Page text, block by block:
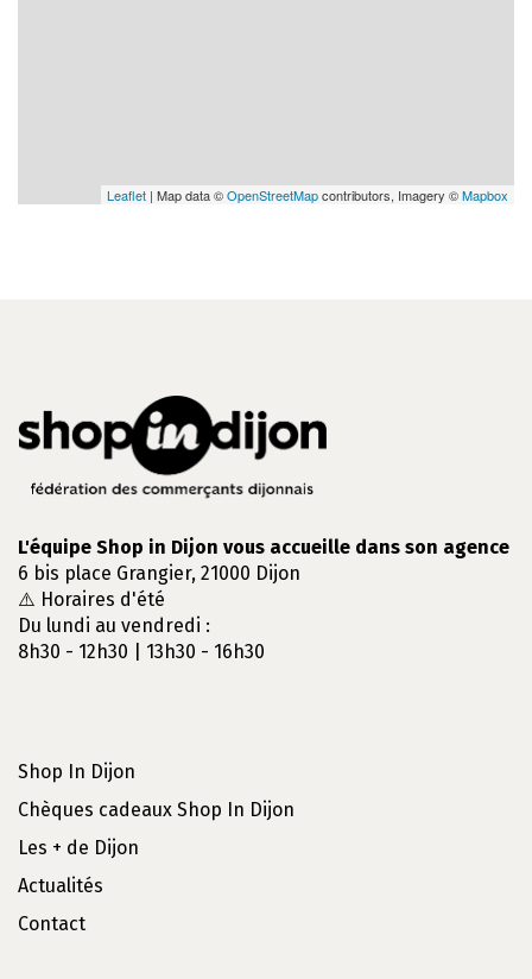
Leaflet | Map data ©OpenStreetMapcontributors, Imagery ©Mapbox
L'équipe Shop in Dijon vous accueille dans son agence
6 bis place Grangier, 21000 Dijon
⚠️ Horaires d'été
Du lundi au vendredi :
8h30 - 12h30 | 13h30 - 16h30
Shop In Dijon
Chèques cadeaux Shop In Dijon
Les + de Dijon
Actualités
Contact